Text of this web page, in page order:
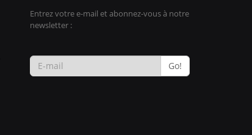
Entrez votre e-mail et abonnez-vous à notre
newsletter :
Go!